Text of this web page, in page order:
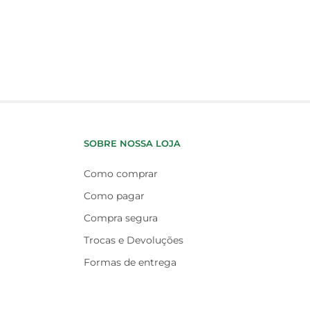
SOBRE NOSSA LOJA
Como comprar
Como pagar
Compra segura
Trocas e Devoluções
Formas de entrega